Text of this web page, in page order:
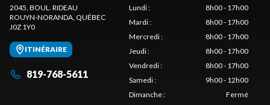
2045, BOUL. RIDEAU
ROUYN-NORANDA, QUÉBEC
J0Z 1Y0
ITINÉRAIRE
819-768-5611
Lundi:
8h00 - 17h00
Mardi:
8h00 - 17h00
Mercredi:
8h00 - 17h00
Jeudi:
8h00 - 17h00
Vendredi:
8h00 - 17h00
Samedi:
9h00 - 12h00
Dimanche: Fermé